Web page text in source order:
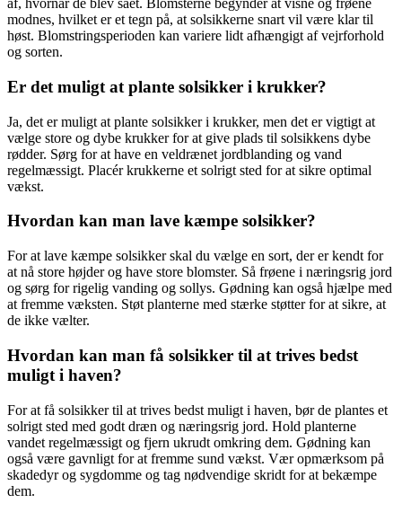
af, hvornår de blev sået. Blomsterne begynder at visne og frøene
modnes, hvilket er et tegn på, at solsikkerne snart vil være klar til
høst. Blomstringsperioden kan variere lidt afhængigt af vejrforhold
og sorten.
Er det muligt at plante solsikker i krukker?
Ja, det er muligt at plante solsikker i krukker, men det er vigtigt at
vælge store og dybe krukker for at give plads til solsikkens dybe
rødder. Sørg for at have en veldrænet jordblanding og vand
regelmæssigt. Placér krukkerne et solrigt sted for at sikre optimal
vækst.
Hvordan kan man lave kæmpe solsikker?
For at lave kæmpe solsikker skal du vælge en sort, der er kendt for
at nå store højder og have store blomster. Så frøene i næringsrig jord
og sørg for rigelig vanding og sollys. Gødning kan også hjælpe med
at fremme væksten. Støt planterne med stærke støtter for at sikre, at
de ikke vælter.
Hvordan kan man få solsikker til at trives bedst
muligt i haven?
For at få solsikker til at trives bedst muligt i haven, bør de plantes et
solrigt sted med godt dræn og næringsrig jord. Hold planterne
vandet regelmæssigt og fjern ukrudt omkring dem. Gødning kan
også være gavnligt for at fremme sund vækst. Vær opmærksom på
skadedyr og sygdomme og tag nødvendige skridt for at bekæmpe
dem.